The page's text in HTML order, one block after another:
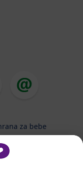
za bebe
trudnoća